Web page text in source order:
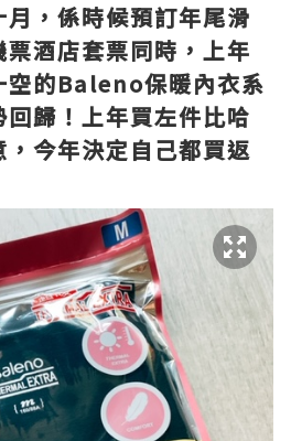
，係時候預訂年尾滑
酒店套票同時，上年
空的Baleno保暖內衣系
歸！上年買左件比哈
今年決定自己都買返